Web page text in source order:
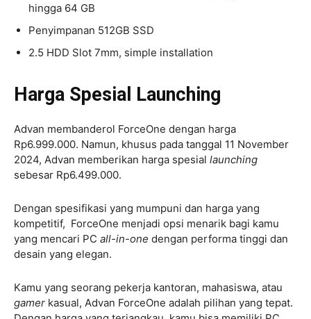
hingga 64 GB
Penyimpanan 512GB SSD
2.5 HDD Slot 7mm, simple installation
Harga Spesial Launching
Advan membanderol ForceOne dengan harga
Rp6.999.000. Namun, khusus pada tanggal 11 November
2024, Advan memberikan harga spesial launching
sebesar Rp6.499.000.
Dengan spesifikasi yang mumpuni dan harga yang
kompetitif, ForceOne menjadi opsi menarik bagi kamu
yang mencari PC all-in-one dengan performa tinggi dan
desain yang elegan.
Kamu yang seorang pekerja kantoran, mahasiswa, atau
gamer kasual, Advan ForceOne adalah pilihan yang tepat.